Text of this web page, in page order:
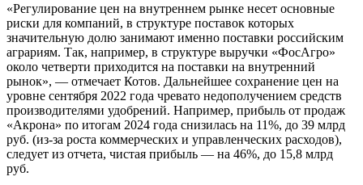
«Регулирование цен на внутреннем рынке несет основные
риски для компаний, в структуре поставок которых
значительную долю занимают именно поставки российским
аграриям. Так, например, в структуре выручки «ФосАгро»
около четверти приходится на поставки на внутренний
рынок», — отмечает Котов. Дальнейшее сохранение цен на
уровне сентября 2022 года чревато недополучением средств
производителями удобрений. Например, прибыль от продаж
«Акрона» по итогам 2024 года снизилась на 11%, до 39 млрд
руб. (из-за роста коммерческих и управленческих расходов),
следует из отчета, чистая прибыль — на 46%, до 15,8 млрд
руб.